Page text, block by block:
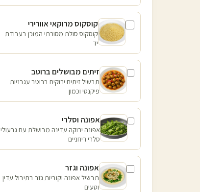
קוסקוס מרוקאי אוורירי
קוסקוס סולת מסורתי המוכן בעבודת
יד
זיתים מבושלים ברוטב
תבשיל זיתים ירוקים ברוטב עגבניות
פיקנטי וכמון
אפונה וסלרי
אפונה ירוקה עדינה מבושלת עם גבעולי
סלרי ריחניים
אפונה וגזר
תבשיל אפונה וקוביות גזר בתיבול עדין
וטעים